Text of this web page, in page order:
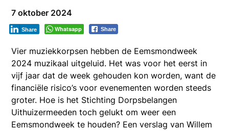
7 oktober 2024
Whatsapp Share
Share
Vier muziekkorpsen hebben de Eemsmondweek
2024 muzikaal uitgeluid. Het was voor het eerst in
vijf jaar dat de week gehouden kon worden, want de
financiële risico’s voor evenementen worden steeds
groter. Hoe is het Stichting Dorpsbelangen
Uithuizermeeden toch gelukt om weer een
Eemsmondweek te houden? Een verslag van Willem